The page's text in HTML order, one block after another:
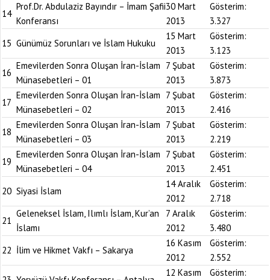
14
Prof.Dr. Abdulaziz Bayındır – İmam Şafii
Konferansı
30 Mart
2013
Gösterim:
3.327
15 Günümüz Sorunları ve İslam Hukuku
15 Mart
2013
Gösterim:
3.123
16
Emevilerden Sonra Oluşan İran-İslam
Münasebetleri – 01
7 Şubat
2013
Gösterim:
3.873
17
Emevilerden Sonra Oluşan İran-İslam
Münasebetleri – 02
7 Şubat
2013
Gösterim:
2.416
18
Emevilerden Sonra Oluşan İran-İslam
Münasebetleri – 03
7 Şubat
2013
Gösterim:
2.219
19
Emevilerden Sonra Oluşan İran-İslam
Münasebetleri – 04
7 Şubat
2013
Gösterim:
2.451
20 Siyasi İslam
14 Aralık
2012
Gösterim:
2.718
21
Geleneksel İslam, Ilımlı İslam, Kur’an
İslamı
7 Aralık
2012
Gösterim:
3.480
22 İlim ve Hikmet Vakfı – Sakarya
16 Kasım
2012
Gösterim:
2.552
12 Kasım
Gösterim: